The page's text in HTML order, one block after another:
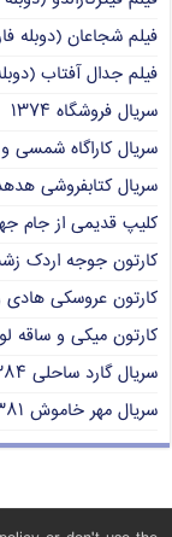
فیلم شجاعان (دوبله
فیلم جدال آفتاب
سریال فروشگاه ۱۳۷۴
سریال کاراگاه شمسی و
سریال کتابفروشی هدهد
کلیپ قدیمی از جام
کارتون جوجه اردک
کارتون عروسکی
کارتون میکی و ساقه
سریال گارد ساحلی ۱۳۸۴
سریال مهر خاموش ۱۳۸۱